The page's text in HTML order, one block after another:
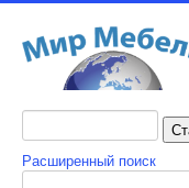
Расширенный поиск